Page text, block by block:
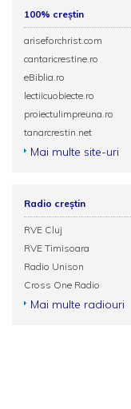
100% creștin
ariseforchrist.com
cantaricrestine.ro
eBiblia.ro
lectiicuobiecte.ro
proiectulimpreuna.ro
tanarcrestin.net
Mai multe site-uri
Radio creștin
RVE Cluj
RVE Timisoara
Radio Unison
Cross One Radio
Mai multe radiouri